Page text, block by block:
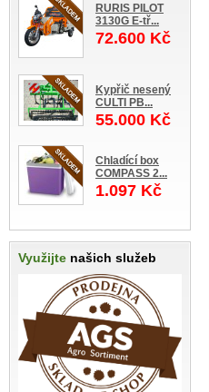
RURIS PILOT
3130G E-tř...
72.600 Kč
Kypřič nesený
CULTI PB...
55.000 Kč
Chladící box
COMPASS 2...
1.097 Kč
Využijte našich služeb